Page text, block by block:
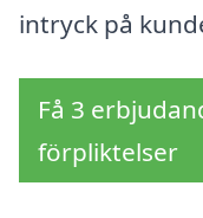
intryck på
Få 3
förpliktelser